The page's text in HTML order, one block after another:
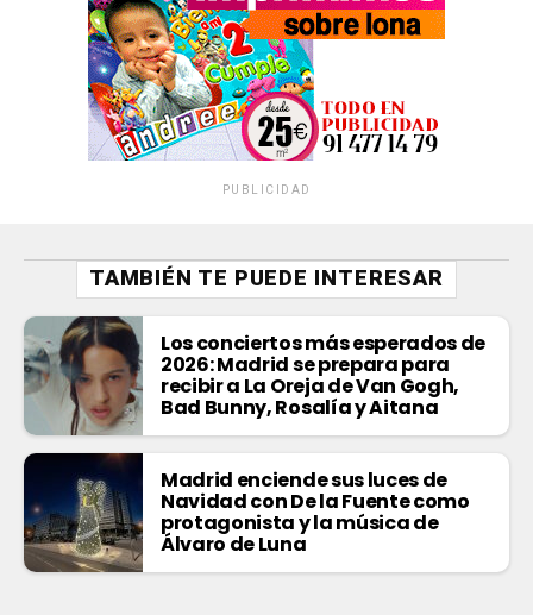
PUBLICIDAD
TAMBIÉN TE PUEDE INTERESAR
Los conciertos más esperados de
2026: Madrid se prepara para
recibir a La Oreja de Van Gogh,
Bad Bunny, Rosalía y Aitana
Madrid enciende sus luces de
Navidad con De la Fuente como
protagonista y la música de
Álvaro de Luna